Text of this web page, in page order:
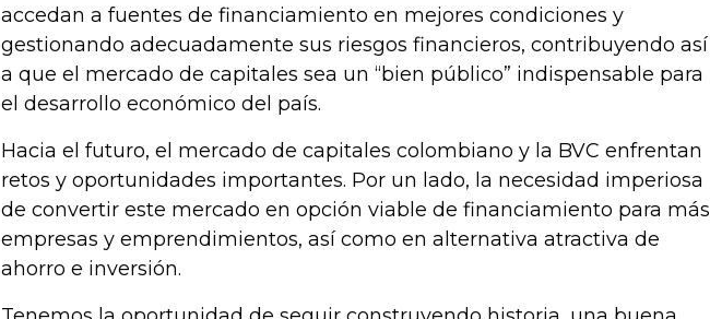
accedan a fuentes de financiamiento en mejores condiciones y
gestionando adecuadamente sus riesgos financieros, contribuyendo así
a que el mercado de capitales sea un “bien público” indispensable para
el desarrollo económico del país.
Hacia el futuro, el mercado de capitales colombiano y la BVC enfrentan
retos y oportunidades importantes. Por un lado, la necesidad imperiosa
de convertir este mercado en opción viable de financiamiento para más
empresas y emprendimientos, así como en alternativa atractiva de
ahorro e inversión.